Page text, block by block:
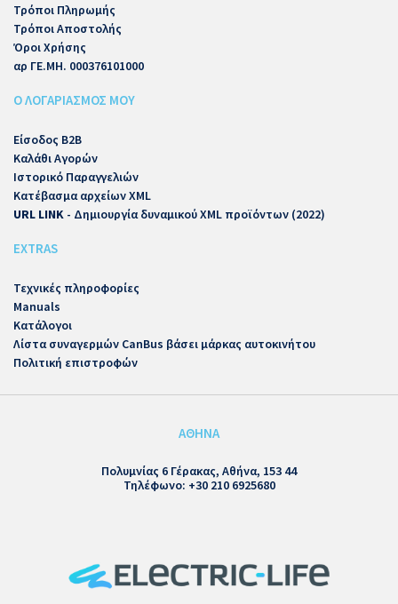
Τρόποι Πληρωμής
Τρόποι Αποστολής
Όροι Χρήσης
αρ ΓΕ.ΜΗ. 000376101000
Ο ΛΟΓΑΡΙΑΣΜΟΣ ΜΟΥ
Είσοδος B2B
Καλάθι Αγορών
Ιστορικό Παραγγελιών
Κατέβασμα αρχείων XML
URL LINK - Δημιουργία δυναμικού XML προϊόντων (2022)
EXTRAS
Τεχνικές πληροφορίες
Manuals
Κατάλογοι
Λίστα συναγερμών CanBus βάσει μάρκας αυτοκινήτου
Πολιτική επιστροφών
ΑΘΗΝΑ
Πολυμνίας 6 Γέρακας, Αθήνα, 153 44
Τηλέφωνο: +30 210 6925680